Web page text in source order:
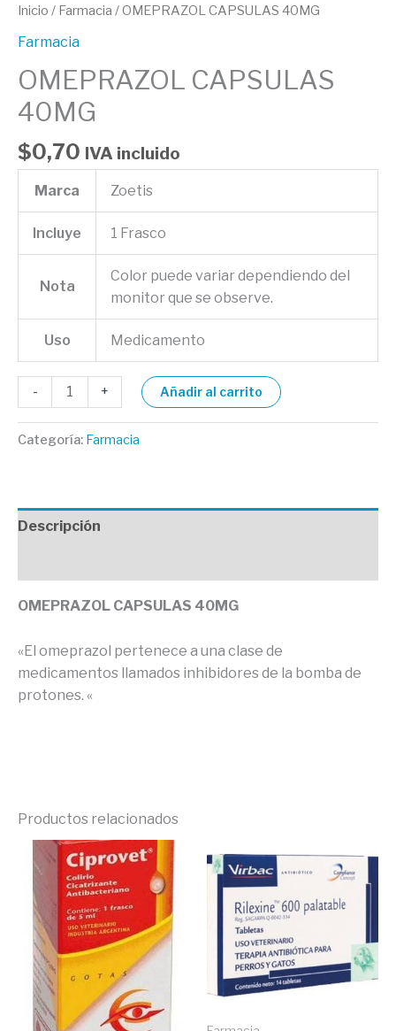
Inicio / Farmacia / OMEPRAZOL CAPSULAS 40MG
Farmacia
OMEPRAZOL CAPSULAS
40MG
$0,70 IVA incluido
Marca Zoetis
Incluye 1 Frasco
Nota
Color puede variar dependiendo del
monitor que se observe.
Uso Medicamento
- + Añadir al carrito
Categoría: Farmacia
Descripción
OMEPRAZOL CAPSULAS 40MG
«El omeprazol pertenece a una clase de
medicamentos llamados inhibidores de la bomba de
protones. «
Productos relacionados